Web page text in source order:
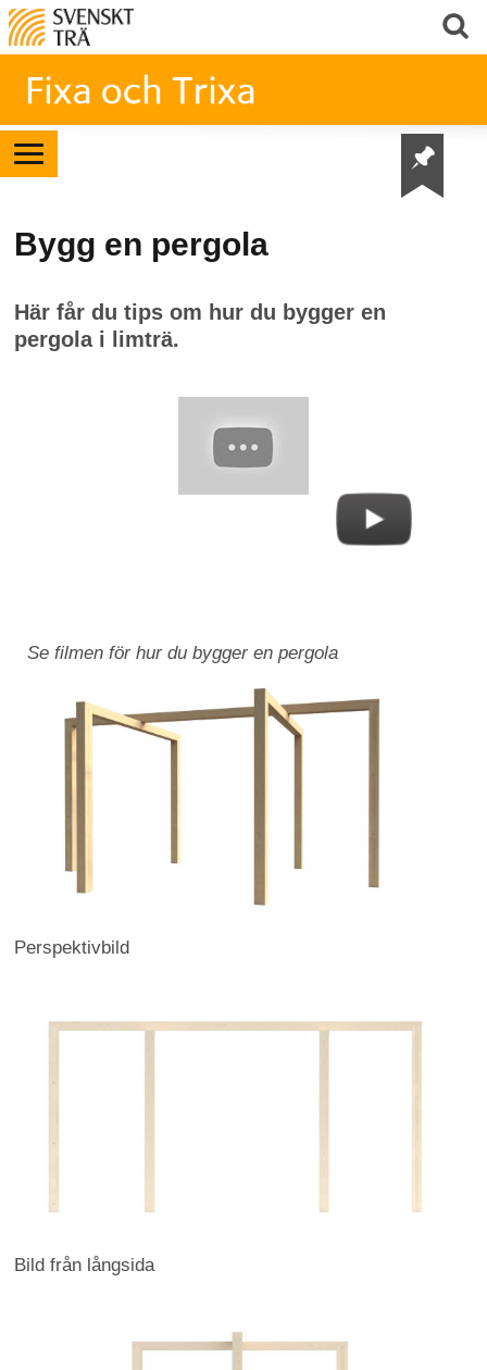
Bygg en pergola
Här får du tips om hur du bygger en
pergola i limträ.
Se filmen för hur du bygger en pergola
Perspektivbild
Bild från långsida